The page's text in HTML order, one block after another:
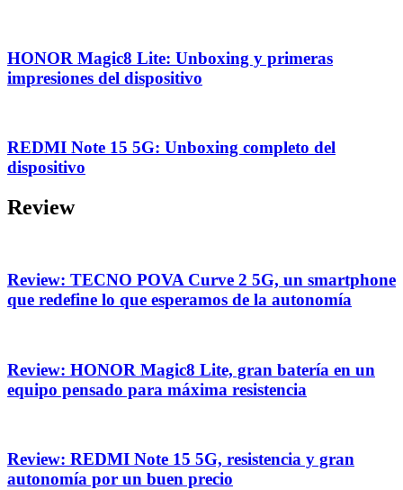
HONOR Magic8 Lite: Unboxing y primeras
impresiones del dispositivo
REDMI Note 15 5G: Unboxing completo del
dispositivo
Review
Review: TECNO POVA Curve 2 5G, un smartphone
que redefine lo que esperamos de la autonomía
Review: HONOR Magic8 Lite, gran batería en un
equipo pensado para máxima resistencia
Review: REDMI Note 15 5G, resistencia y gran
autonomía por un buen precio